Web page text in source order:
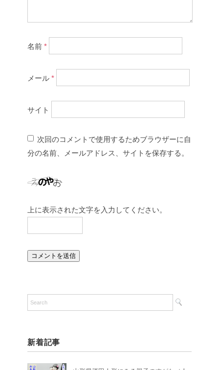
名前 *
メール *
サイト
次回のコメントで使用するためブラウザーに自
分の名前、メールアドレス、サイトを保存する。
上に表示された文字を入力してください。
新着記事